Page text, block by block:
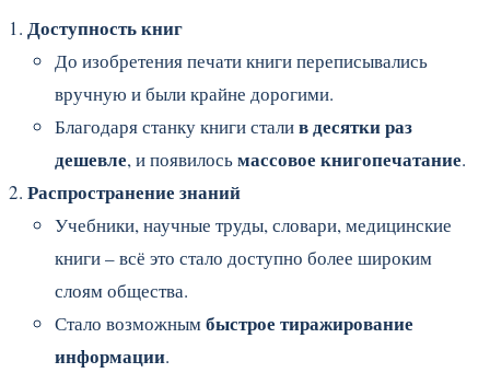
Доступность книг
До изобретения печати книги переписывались
вручную и были крайне дорогими.
Благодаря станку книги сталив десятки раз
дешевле, и появилосьмассовое книгопечатание.
Распространение знаний
Учебники, научные труды, словари, медицинские
книги – всё это стало доступно более широким
слоям общества.
Стало возможнымбыстрое тиражирование
информации.